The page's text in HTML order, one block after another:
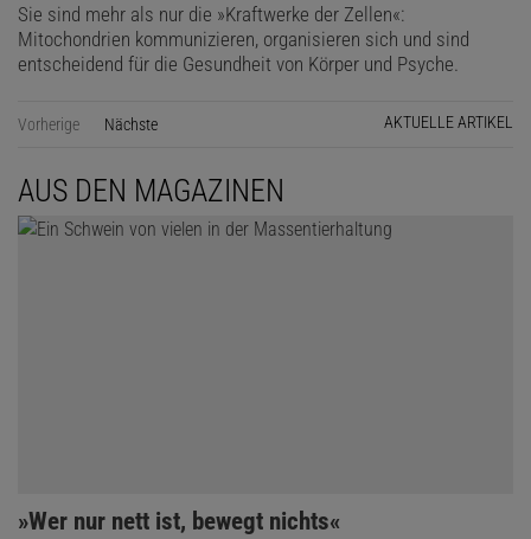
Sie sind mehr als nur die »Kraftwerke der Zellen«:
Mitochondrien kommunizieren, organisieren sich und sind
entscheidend für die Gesundheit von Körper und Psyche.
Vorherige Nächste AKTUELLE ARTIKEL
AUS DEN MAGAZINEN
»Wer nur nett ist, bewegt nichts«